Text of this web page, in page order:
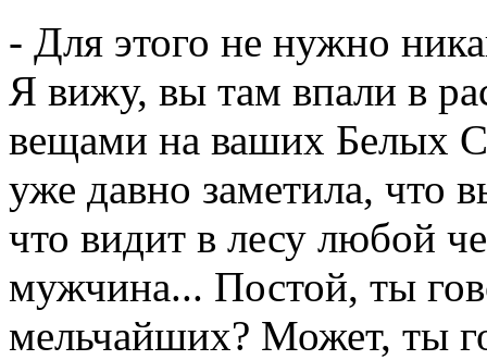
- Для этого не нужно
Я вижу, вы там впали в
вещами на ваших Белых
уже давно заметила, что
что видит в лесу любой
мужчина... Постой, ты
мельчайших? Может, ты